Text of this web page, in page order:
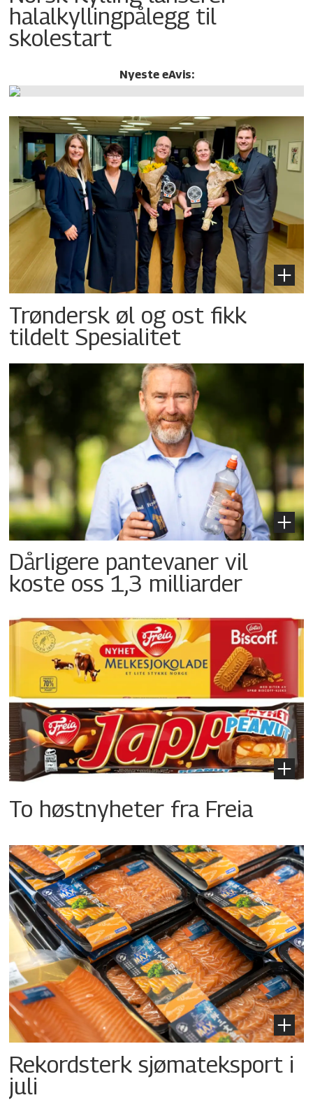
halalkylling­pålegg til
skolestart
Nyeste eAvis:
Trøndersk øl og ost fikk
tildelt Spesialitet
Dårligere pantevaner vil
koste oss 1,3 milliarder
To høstnyheter fra Freia
Rekordsterk sjømateksport i
juli